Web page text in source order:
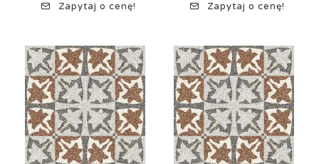
Zapytaj o cenę! Zapytaj o cenę!